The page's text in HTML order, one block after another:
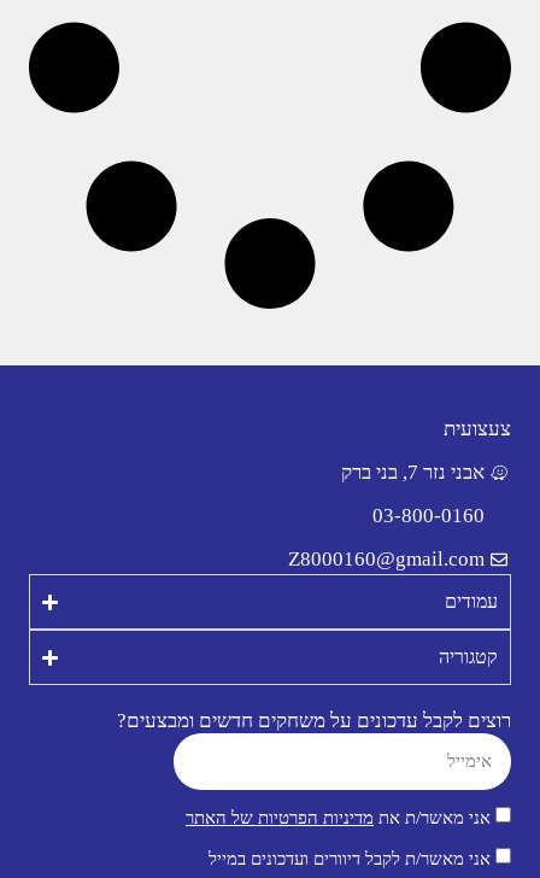
צעצועית
אבני נזר 7, בני ברק
03-800-0160
Z8000160@gmail.com
עמודים
קטגוריה
רוצים לקבל עדכונים על משחקים חדשים ומבצעים?
אני מאשר/ת את מדיניות הפרטיות של האתר
אני מאשר/ת לקבל דיוורים ועדכונים במייל